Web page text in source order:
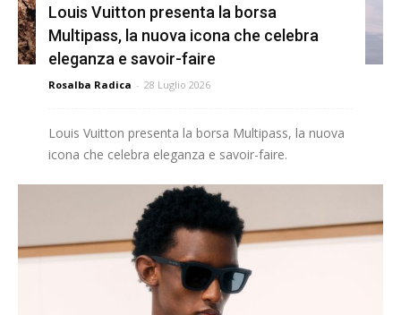
Louis Vuitton presenta la borsa
Multipass, la nuova icona che celebra
eleganza e savoir-faire
Rosalba Radica - 28 Luglio 2026
Louis Vuitton presenta la borsa Multipass, la nuova
icona che celebra eleganza e savoir-faire.